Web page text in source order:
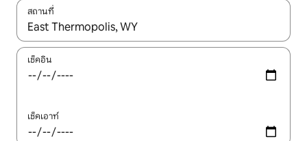
สถานที่
ใช้ลูกศรขึ้นลง หรือใช้การสัมผัสหรือปัด เพื่อสำรวจผลการค้นหา
เช็คอิน
เช็คเอาท์